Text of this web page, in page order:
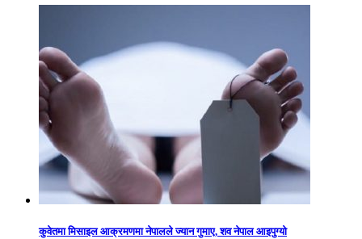
कुवेतमा मिसाइल आक्रमणमा नेपालले ज्यान गुमाए, शव नेपाल आइपुग्यो